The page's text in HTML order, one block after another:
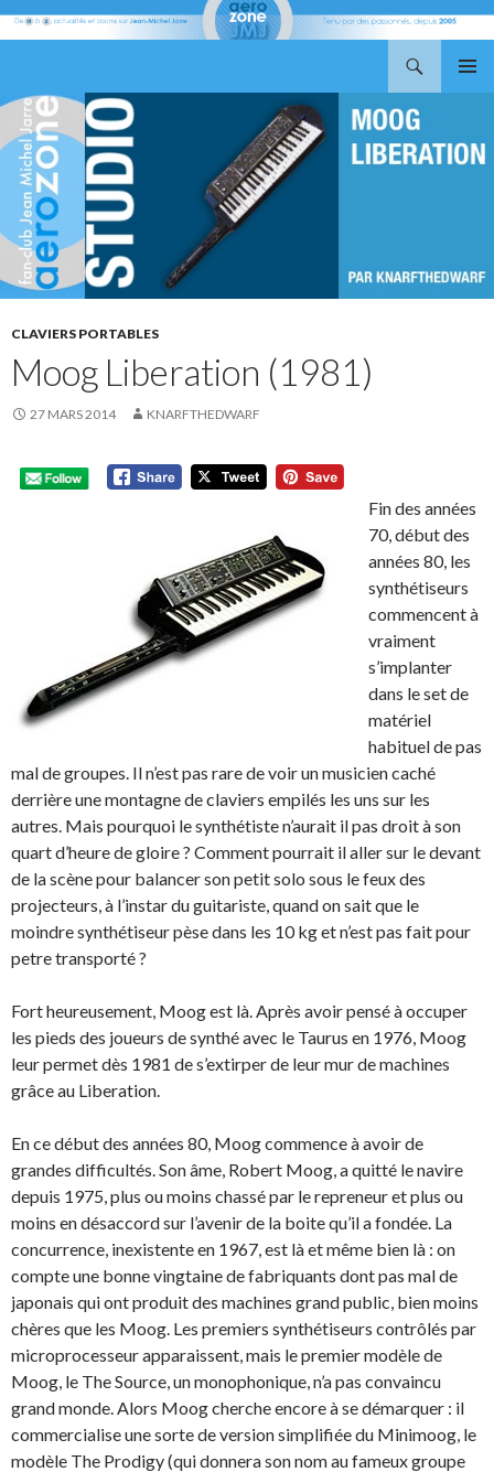
AU
CONTENU
CLAVIERS PORTABLES
Moog Liberation (1981)
27 MARS 2014 KNARFTHEDWARF
Fin des années
70, début des
années 80, les
synthétiseurs
commencent à
vraiment
s’implanter
dans le set de
matériel
habituel de pas
mal de groupes. Il n’est pas rare de voir un musicien caché
derrière une montagne de claviers empilés les uns sur les
autres. Mais pourquoi le synthétiste n’aurait il pas droit à son
quart d’heure de gloire ? Comment pourrait il aller sur le devant
de la scène pour balancer son petit solo sous le feux des
projecteurs, à l’instar du guitariste, quand on sait que le
moindre synthétiseur pèse dans les 10 kg et n’est pas fait pour
petre transporté ?
Fort heureusement, Moog est là. Après avoir pensé à occuper
les pieds des joueurs de synthé avec le Taurus en 1976, Moog
leur permet dès 1981 de s’extirper de leur mur de machines
grâce au Liberation.
En ce début des années 80, Moog commence à avoir de
grandes difficultés. Son âme, Robert Moog, a quitté le navire
depuis 1975, plus ou moins chassé par le repreneur et plus ou
moins en désaccord sur l’avenir de la boite qu’il a fondée. La
concurrence, inexistente en 1967, est là et même bien là : on
compte une bonne vingtaine de fabriquants dont pas mal de
japonais qui ont produit des machines grand public, bien moins
chères que les Moog. Les premiers synthétiseurs contrôlés par
microprocesseur apparaissent, mais le premier modèle de
Moog, le The Source, un monophonique, n’a pas convaincu
grand monde. Alors Moog cherche encore à se démarquer : il
commercialise une sorte de version simplifiée du Minimoog, le
modèle The Prodigy (qui donnera son nom au fameux groupe